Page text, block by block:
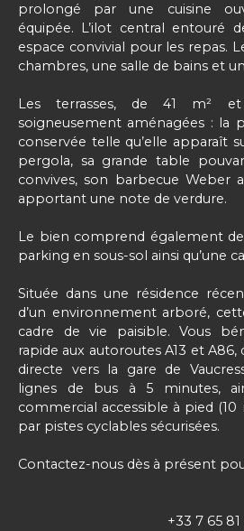
prolongé par une cuisine
équipée. L’ilot central entouré
espace convivial pour les repas.
chambres, une salle de bains et
Les terrasses, de 41 m²
soigneusement aménagées : la
conservée telle qu’elle apparaît
pergola, sa grande table
convives, son barbecue Weber
apportant une note de verdure.
Le bien comprend également
parking en sous-sol ainsi qu’une
Située dans une résidence
d’un environnement arboré,
cadre de vie paisible. Vous
rapide aux autoroutes A13 et A86,
directe vers la gare de
lignes de bus à 5 minutes,
commercial accessible à pied
par pistes cyclables sécurisées.
Contactez-nous dès à présent
+33 7 65 81